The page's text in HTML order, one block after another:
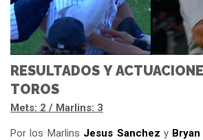
RESULTADOS Y
TOROS
Mets: 2 / Marlins: 3
Por los Marlins Jesus Sanchez y